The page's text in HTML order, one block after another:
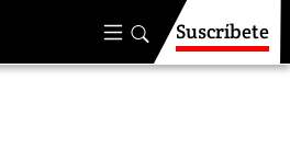
Suscríbete